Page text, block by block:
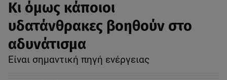
Kι όμως κάποιοι
υδατάνθρακες βοηθούν στο
αδυνάτισμα
Είναι σημαντική πηγή ενέργειας